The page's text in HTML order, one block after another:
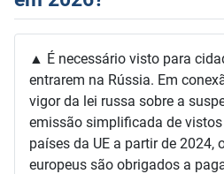
▲ É necessário visto para
entrarem na Rússia. Em
vigor da lei russa sobre a
emissão simplificada de
países da UE a partir de 2024,
europeus são obrigados a